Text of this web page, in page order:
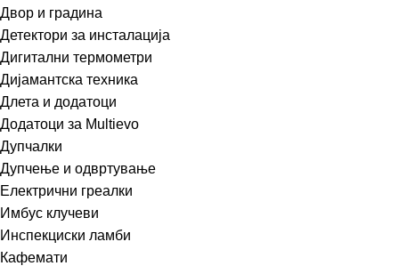
Двор и градина
Детектори за инсталација
Дигитални термометри
Дијамантска техника
Длета и додатоци
Додатоци за Multievo
Дупчалки
Дупчење и одвртување
Електрични греалки
Имбус клучеви
Инспекциски ламби
Кафемати